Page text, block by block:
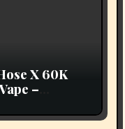
X 60K
–